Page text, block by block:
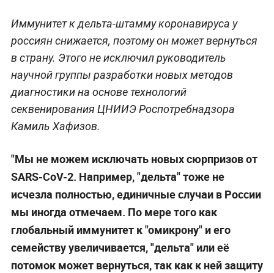
Иммунитет к дельта-штамму коронавируса у
россиян снижается, поэтому он может вернуться
в страну. Этого не исключил руководитель
научной группы разработки новых методов
диагностики на основе технологий
секвенирования ЦНИИЭ Роспотребнадзора
Камиль Хафизов.
"Мы не можем исключать новых сюрпризов от
SARS-CoV-2. Например, "дельта" тоже не
исчезла полностью, единичные случаи в России
мы иногда отмечаем. По мере того как
глобальный иммунитет к "омикрону" и его
семейству увеличивается, "дельта" или её
потомок может вернуться, так как к ней защиту